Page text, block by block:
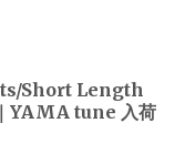
Short Length
YAMA tune 入荷